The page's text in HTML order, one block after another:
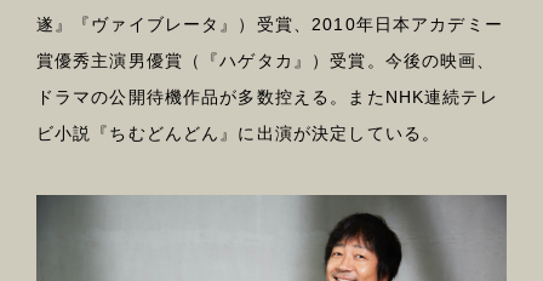
遂』『ヴァイブレータ』）受賞、2010年日本アカデミー
賞優秀主演男優賞（『ハゲタカ』）受賞。今後の映画、
ドラマの公開待機作品が多数控える。またNHK連続テレ
ビ小説『ちむどんどん』に出演が決定している。